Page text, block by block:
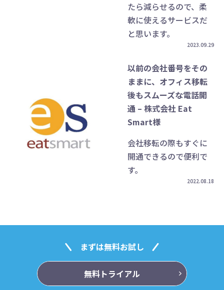
たら減らせるので、柔
軟に使えるサービスだ
と思います。
2023.09.29
以前の会社番号をその
ままに、オフィス移転
後もスムーズな電話開
通 – 株式会社 Eat
Smart様
会社移転の際もすぐに
開通できるので便利で
す。
2022.08.18
まずは無料お試し
無料トライアル